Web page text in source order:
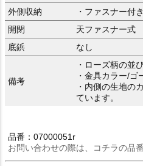
外側収納
・ファスナー付
開閉
天ファスナー式
底鋲
なし
備考
・ローズ柄の並
・金具カラー/ゴ
・内側の生地の
ています。
品番：07000051r
お問い合わせの際は、コチラの品